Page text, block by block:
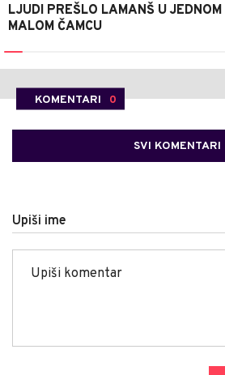
LJUDI PREŠLO LAMANŠ U JEDNOM
MALOM ČAMCU
KOMENTARI 0
SVI KOMENTARI
Upiši ime